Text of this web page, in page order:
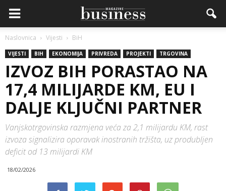
Naslovnica Vijesti BiH
VIJESTI BIH EKONOMIJA PRIVREDA PROJEKTI TRGOVINA
IZVOZ BIH PORASTAO NA
17,4 MILIJARDE KM, EU I
DALJE KLJUČNI PARTNER
Vanjskotrgovinska razmjena veća za 2,1 milijardu KM, rast
izvoza signalizira oporavak inostranih tržišta, uz produbljen
deficit od 13 milijardi KM
18/02/2026